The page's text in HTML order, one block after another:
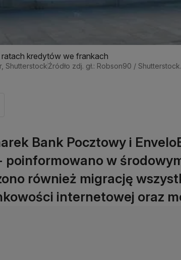
kredytów we frankach
ShutterstockŹródło zdj. gł.: Robson90 /
Bank Pocztowy i
poinformowano w
również migrację
internetowej oraz